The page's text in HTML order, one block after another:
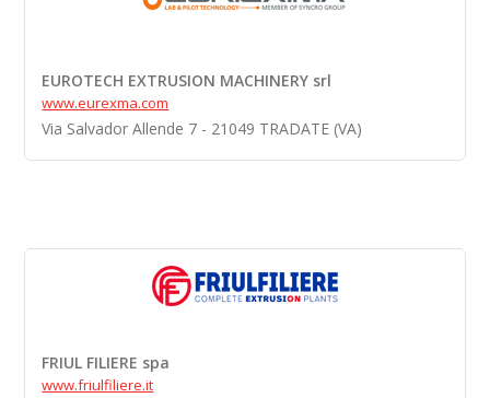
EUROTECH EXTRUSION MACHINERY srl
www.eurexma.com
Via Salvador Allende 7 - 21049 TRADATE (VA)
FRIUL FILIERE spa
www.friulfiliere.it